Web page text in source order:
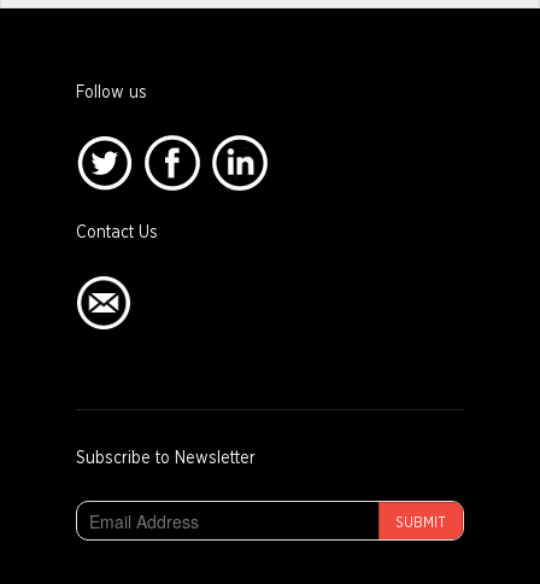
Follow us
Contact Us
Subscribe to Newsletter
SUBMIT